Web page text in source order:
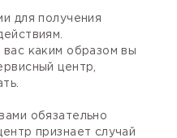
для получения
каким образом вы
центр,
обязательно
признает случай